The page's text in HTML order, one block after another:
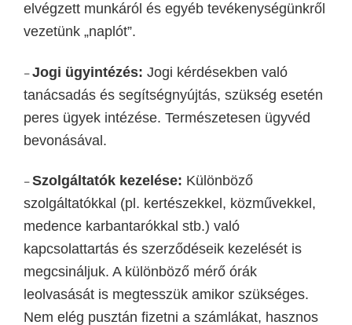
elvégzett munkáról és egyéb tevékenységünkről
vezetünk „naplót”.
–Jogi ügyintézés: Jogi kérdésekben való
tanácsadás és segítségnyújtás, szükség esetén
peres ügyek intézése. Természetesen ügyvéd
bevonásával.
–Szolgáltatók kezelése: Különböző
szolgáltatókkal (pl. kertészekkel , közművekkel,
medence karbantarókkal stb.) való
kapcsolattartás és szerződéseik kezelését is
megcsináljuk. A különböző mérő órák
leolvasását is megtesszük amikor szükséges.
Nem elég pusztán fizetni a számlákat, hasznos